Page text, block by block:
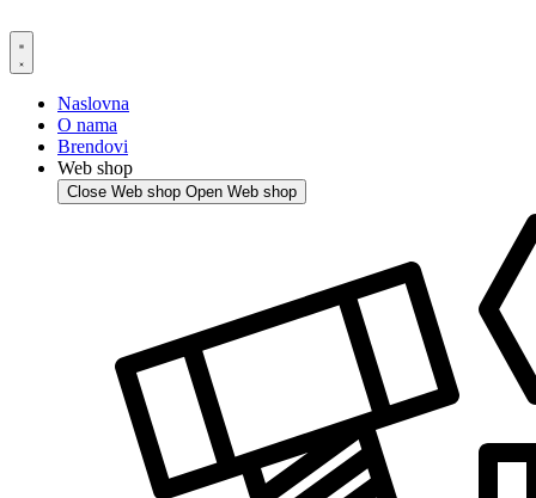
to
content
Naslovna
O nama
Brendovi
Web shop
Close Web shop Open Web shop